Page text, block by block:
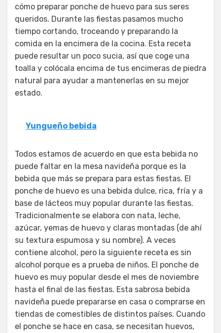
cómo preparar ponche de huevo para sus seres
queridos. Durante las fiestas pasamos mucho
tiempo cortando, troceando y preparando la
comida en la encimera de la cocina. Esta receta
puede resultar un poco sucia, así que coge una
toalla y colócala encima de tus encimeras de piedra
natural para ayudar a mantenerlas en su mejor
estado.
Yungueño bebida
Todos estamos de acuerdo en que esta bebida no
puede faltar en la mesa navideña porque es la
bebida que más se prepara para estas fiestas. El
ponche de huevo es una bebida dulce, rica, fría y a
base de lácteos muy popular durante las fiestas.
Tradicionalmente se elabora con nata, leche,
azúcar, yemas de huevo y claras montadas (de ahí
su textura espumosa y su nombre). A veces
contiene alcohol, pero la siguiente receta es sin
alcohol porque es a prueba de niños. El ponche de
huevo es muy popular desde el mes de noviembre
hasta el final de las fiestas. Esta sabrosa bebida
navideña puede prepararse en casa o comprarse en
tiendas de comestibles de distintos países. Cuando
el ponche se hace en casa, se necesitan huevos,